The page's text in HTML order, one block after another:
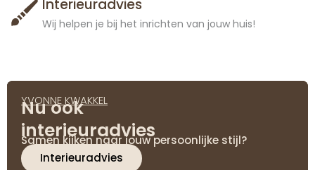
Interieuradvies
Wij helpen je bij het inrichten van jouw huis!
YVONNE KWAKKEL
Nu ook
interieuradvies
Samen kijken naar jouw persoonlijke stijl?
Interieuradvies